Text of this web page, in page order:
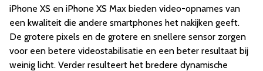
iPhone XS en iPhone XS Max bieden video-opnames van
een kwaliteit die andere smartphones het nakijken geeft.
De grotere pixels en de grotere en snellere sensor zorgen
voor een betere videostabilisatie en een beter resultaat bij
weinig licht. Verder resulteert het bredere dynamische